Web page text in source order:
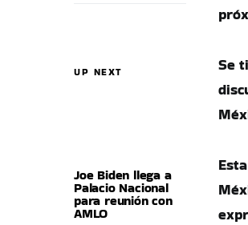
UP NEXT
Joe Biden llega a
Palacio Nacional
para reunión con
AMLO
Se